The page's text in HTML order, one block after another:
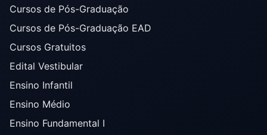
Cursos de Pós-Graduação
Cursos de Pós-Graduação EAD
Cursos Gratuitos
Edital Vestibular
Ensino Infantil
Ensino Médio
Ensino Fundamental I